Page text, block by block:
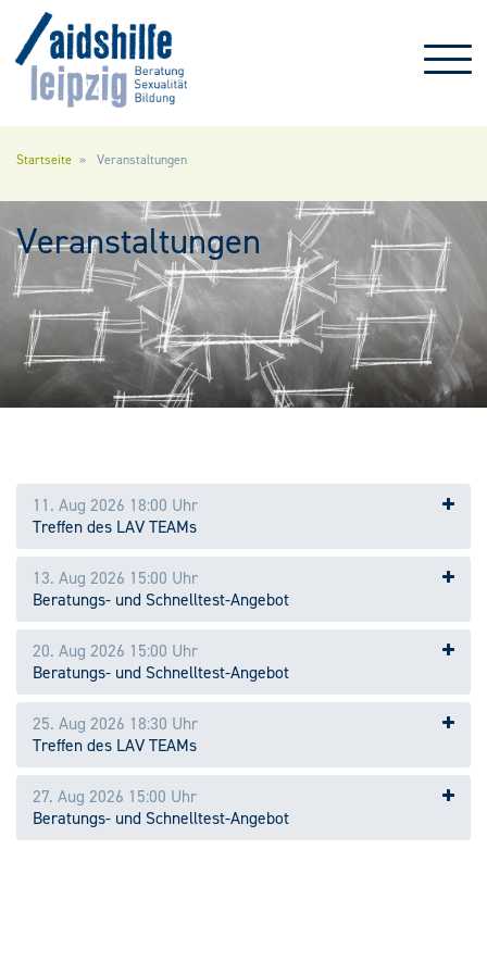
Startseite Veranstaltungen
Veranstaltungen
11. Aug 2026 18:00 Uhr
Treffen des LAV TEAMs
13. Aug 2026 15:00 Uhr
Beratungs- und Schnelltest-Angebot
20. Aug 2026 15:00 Uhr
Beratungs- und Schnelltest-Angebot
25. Aug 2026 18:30 Uhr
Treffen des LAV TEAMs
27. Aug 2026 15:00 Uhr
Beratungs- und Schnelltest-Angebot